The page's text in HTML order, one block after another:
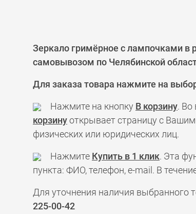
Зеркало гримёрное с лампочками в
самовывозом по Челябинской
Для заказа товара нажмите на
Нажмите на кнопку В корзину. Во
корзинуоткрывает страницу с
физических или юридических лиц.
Нажмите Купить в 1 клик. Эта
пункта: ФИО, телефон, e-mail. В
Для уточнения наличия выбранного
225-00-42